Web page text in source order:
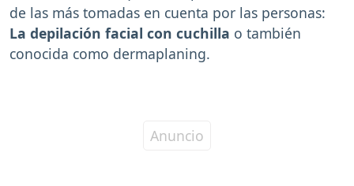
de las más tomadas en cuenta por las personas:
La depilación facial con cuchilla o también
conocida como dermaplaning.